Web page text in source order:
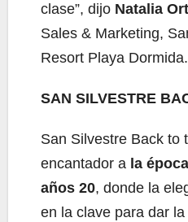
clase”, dijo Natalia
Sales & Marketing,
Resort Playa Dormida.
SAN SILVESTRE
San Silvestre Back to
encantador a la
años 20, donde la
en la clave para dar